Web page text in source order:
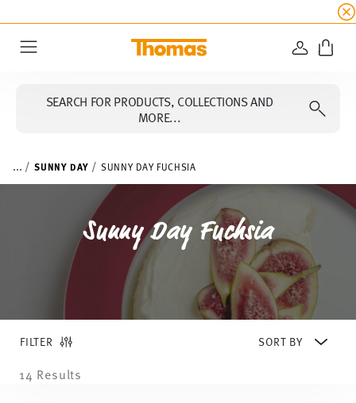
all
LOGIN
SEARCH FOR PRODUCTS, COLLECTIONS AND
MORE...
... SUNNY DAY SUNNY DAY FUCHSIA
Sunny Day Fuchsia
FILTER
14 Results